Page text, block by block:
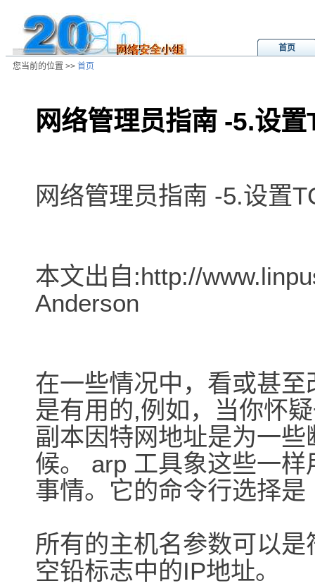
首页
您当前的位置 >> 首页
网络管理员指南 -5.设
网络管理员指南 -5.设置
本文出自:http://
Anderson
在一些情况中，看或甚
是有用的,例如，当你怀
副本因特网地址是为一
候。 arp 工具象这些一样
事情。它的命令行选择是
所有的主机名参数可以
空铅标志中的IP地址。